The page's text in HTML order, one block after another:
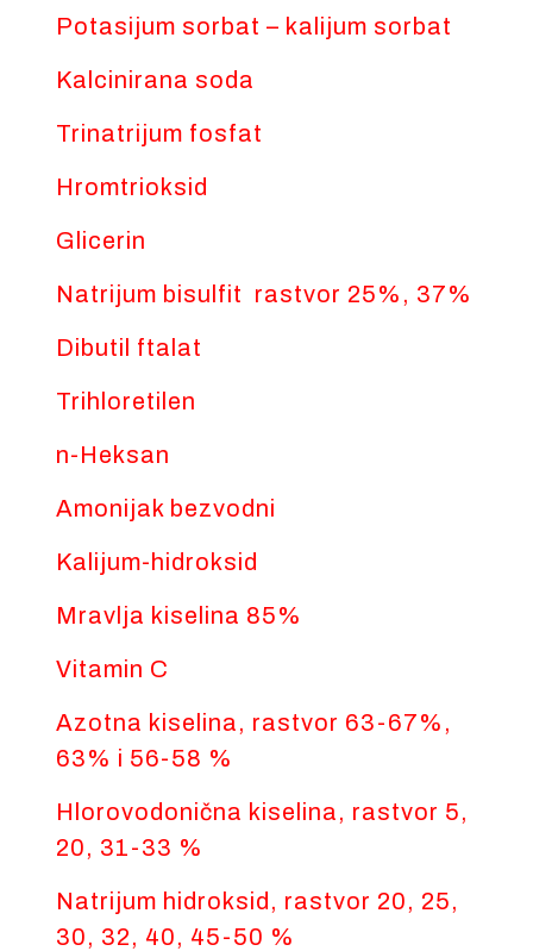
Potasijum sorbat – kalijum sorbat
Kalcinirana soda
Trinatrijum fosfat
Hromtrioksid
Glicerin
Natrijum bisulfit rastvor 25%, 37%
Dibutil ftalat
Trihloretilen
n-Heksan
Amonijak bezvodni
Kalijum-hidroksid
Mravlja kiselina 85%
Vitamin C
Azotna kiselina, rastvor 63-67%,
63% i 56-58 %
Hlorovodonična kiselina, rastvor 5,
20, 31-33 %
Natrijum hidroksid, rastvor 20, 25,
30, 32, 40, 45-50 %